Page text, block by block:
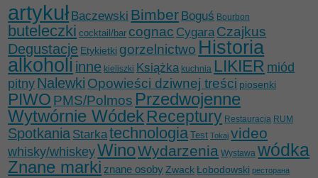
artykułBaczewski Bimber Boguś Bourbon
buteleczki cocktail/bar cognac CygaraCzajkus
Degustacje Etykietki gorzelnictwo Historia
alkoholi inne kieliszki Książka kuchnia LIKIER miód
pitny Nalewki Opowieści dziwnej treści piosenki
PIWO PMS/Polmos Przedwojenne
Wytwórnie WódekReceptury Restauracja RUM
Spotkania Starkatechnologia Test Tokaj video
whisky/whiskeyWinoWydarzenia Wystawa wódka
Znane marki znane osoby Zwack Łobodowski ресторана